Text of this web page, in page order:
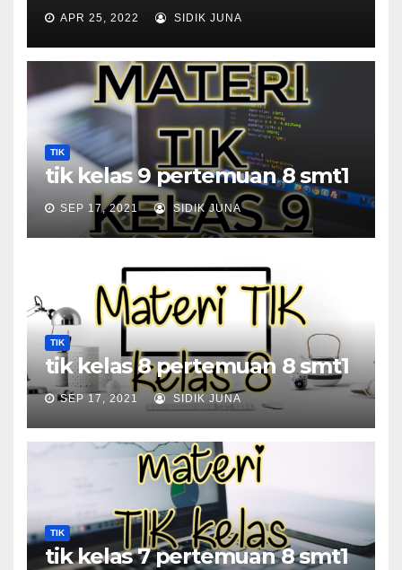
APR 25, 2022 SIDIK JUNA
TIK
tik kelas 9 pertemuan 8 smt1
SEP 17, 2021 SIDIK JUNA
TIK
tik kelas 8 pertemuan 8 smt1
SEP 17, 2021 SIDIK JUNA
TIK
tik kelas 7 pertemuan 8 smt1